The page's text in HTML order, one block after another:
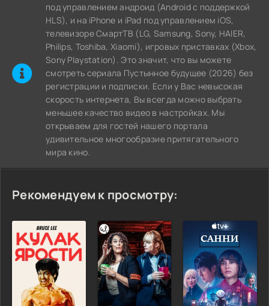
под управлением андроид (Android с поддержкой
HLS), и на iPhone и iPad под управлением iOS,
телевизоре СмартТВ (LG, Samsung, Sony, HAIER,
Philips, Toshiba, Xiaomi), игровых приставках (Xbox,
Sony Playstation). Это значит, что вы можете
cмотреть сериала Пустынное будущее (2026) без
регистрации и подписки. Если у Вас невысокая
скорость интернета, Вы всегда можно выбрать
меньшее качество видео в настройках. Мы
открываем для гостей нашего портала
удивительное многообразие притягательного
мира кино.
Рекомендуем к просмотру: